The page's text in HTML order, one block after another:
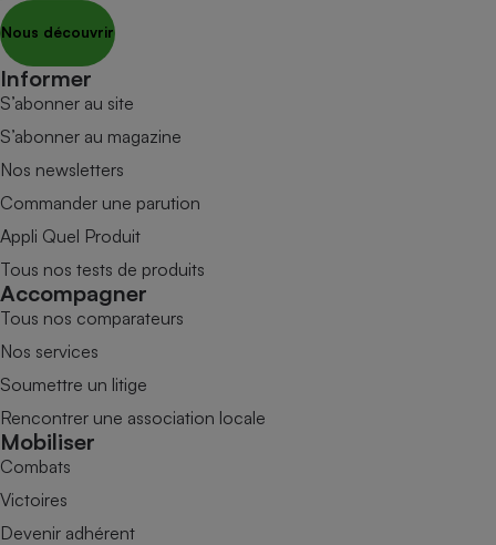
Nous découvrir
Informer
S’abonner au site
S’abonner au magazine
Nos newsletters
Commander une parution
Appli Quel Produit
Tous nos tests de produits
Accompagner
Tous nos comparateurs
Nos services
Soumettre un litige
Rencontrer une association locale
Mobiliser
Combats
Victoires
Devenir adhérent